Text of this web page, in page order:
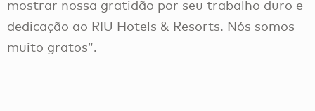
mostrar nossa gratidão por seu trabalho duro e
dedicação ao RIU Hotels & Resorts. Nós somos
muito gratos”.